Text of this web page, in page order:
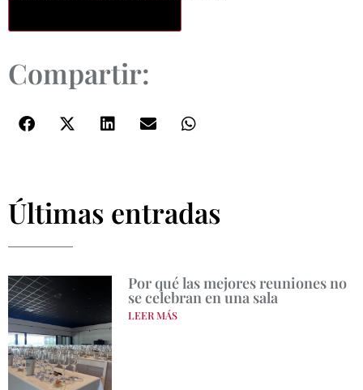
Compartir:
Últimas entradas
Por qué las mejores reuniones no
se celebran en una sala
LEER MÁS